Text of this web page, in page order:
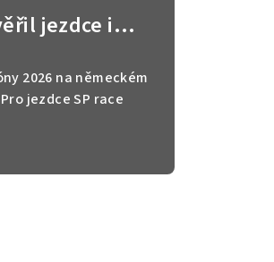
jezdce i
je v plném
2026 na německém
jezdce SP race